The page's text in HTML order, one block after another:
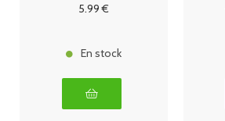
5.99 €
En stock